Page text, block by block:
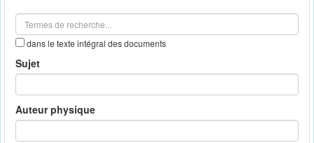
dans le texte intégral des documents
Sujet
Auteur physique